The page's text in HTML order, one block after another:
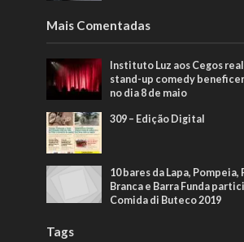
Mais Comentadas
Instituto Luz aos Cegos
stand-up comedy
no dia 8 de maio
309 – Edição Digital
10 bares da Lapa, Pompeia,
Branca e Barra Funda
Comida di Buteco 2019
Tags